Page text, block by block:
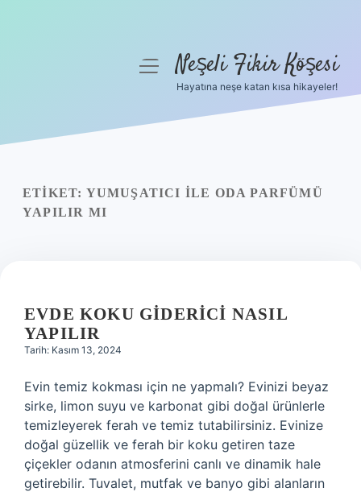
Yasal Uyarı
menüyüNeşeli Fikir Köşesi
Hayatına neşe katan kısa hikayeler!
ETIKET: YUMUŞATICI ILE ODA PARFÜMÜ
YAPILIR MI
EVDE KOKU GIDERICI NASIL
YAPILIR
Tarih: Kasım 13, 2024
Evin temiz kokması için ne yapmalı? Evinizi beyaz
sirke, limon suyu ve karbonat gibi doğal ürünlerle
temizleyerek ferah ve temiz tutabilirsiniz. Evinize
doğal güzellik ve ferah bir koku getiren taze
çiçekler odanın atmosferini canlı ve dinamik hale
getirebilir. Tuvalet, mutfak ve banyo gibi alanların